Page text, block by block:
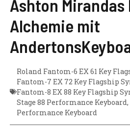
Ashton
Alchemie mit
Roland Fantom-6 EX 61 Key
Fantom-7 EX 72 Key Flagship
Fantom-8 EX 88 Key Flagship
Stage 88 Performance Keyboard,
Performance Keyboard